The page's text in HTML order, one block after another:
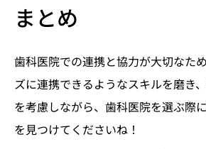
まとめ
歯科医院での連携と協力が大切なた
ズに連携できるようなスキルを磨き
を考慮しながら、歯科医院を選ぶ際
を見つけてくださいね！